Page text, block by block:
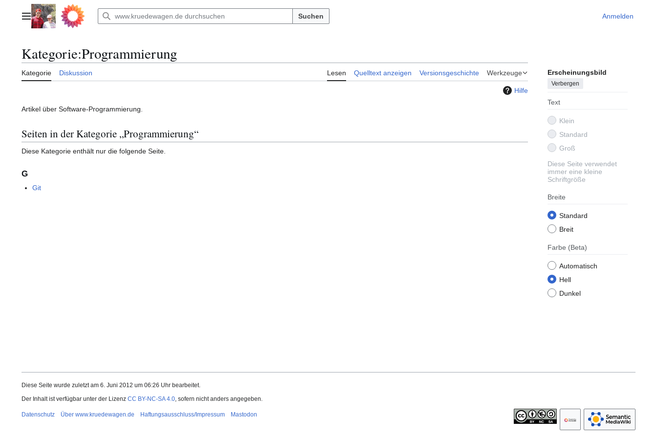
springenHauptmenü Suchen Anmelden
Kategorie:Programmierung
Kategorie Diskussion Lesen Quelltext anzeigen Versionsgeschichte Werkzeuge Erscheinungsbild
Verbergen
Text
Klein
Standard
Groß
Diese Seite verwendet
immer eine kleine
Schriftgröße
Breite
Standard
Breit
Farbe (Beta)
Automatisch
Hell
Dunkel
Hilfe
Artikel über Software-Programmierung.
Seiten in der Kategorie „Programmierung“
Diese Kategorie enthält nur die folgende Seite.
G
Git
Diese Seite wurde zuletzt am 6. Juni 2012 um 06:26 Uhr bearbeitet.
Der Inhalt ist verfügbar unter der Lizenz CC BY-NC-SA 4.0, sofern nicht anders angegeben.
Datenschutz Über www.kruedewagen.de Haftungsausschluss/Impressum Mastodon